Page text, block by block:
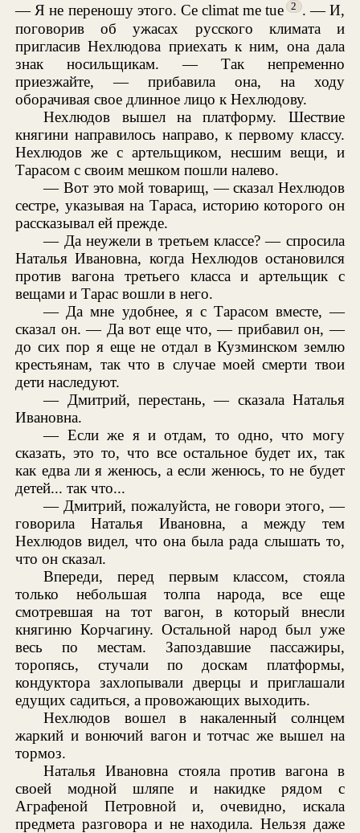
— Я не переношу этого. Ce climat me tue
2 . — И,
поговорив об ужасах русского климата и
пригласив Нехлюдова приехать к ним, она дала
знак носильщикам. — Так непременно
приезжайте, — прибавила она, на ходу
оборачивая свое длинное лицо к Нехлюдову.
Нехлюдов вышел на платформу. Шествие
княгини направилось направо, к первому классу.
Нехлюдов же с артельщиком, несшим вещи, и
Тарасом с своим мешком пошли налево.
— Вот это мой товарищ, — сказал Нехлюдов
сестре, указывая на Тараса, историю которого он
рассказывал ей прежде.
— Да неужели в третьем классе? — спросила
Наталья Ивановна, когда Нехлюдов остановился
против вагона третьего класса и артельщик с
вещами и Тарас вошли в него.
— Да мне удобнее, я с Тарасом вместе, —
сказал он. — Да вот еще что, — прибавил он, —
до сих пор я еще не отдал в Кузминском землю
крестьянам, так что в случае моей смерти твои
дети наследуют.
— Дмитрий, перестань, — сказала Наталья
Ивановна.
— Если же я и отдам, то одно, что могу
сказать, это то, что все остальное будет их, так
как едва ли я женюсь, а если женюсь, то не будет
детей... так что...
— Дмитрий, пожалуйста, не говори этого, —
говорила Наталья Ивановна, а между тем
Нехлюдов видел, что она была рада слышать то,
что он сказал.
Впереди, перед первым классом, стояла
только небольшая толпа народа, все еще
смотревшая на тот вагон, в который внесли
княгиню Корчагину. Остальной народ был уже
весь по местам. Запоздавшие пассажиры,
торопясь, стучали по доскам платформы,
кондуктора захлопывали дверцы и приглашали
едущих садиться, а провожающих выходить.
Нехлюдов вошел в накаленный солнцем
жаркий и вонючий вагон и тотчас же вышел на
тормоз.
Наталья Ивановна стояла против вагона в
своей модной шляпе и накидке рядом с
Аграфеной Петровной и, очевидно, искала
предмета разговора и не находила. Нельзя даже